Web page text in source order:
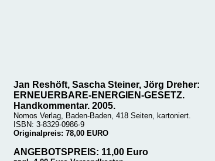
Jan Reshöft, Sascha Steiner, Jörg Dreher:
ERNEUERBARE-ENERGIEN-GESETZ.
Handkommentar. 2005.
Nomos Verlag, Baden-Baden, 418 Seiten, kartoniert.
ISBN: 3-8329-0986-9
Originalpreis: 78,00 EURO
ANGEBOTSPREIS: 11,00 Euro